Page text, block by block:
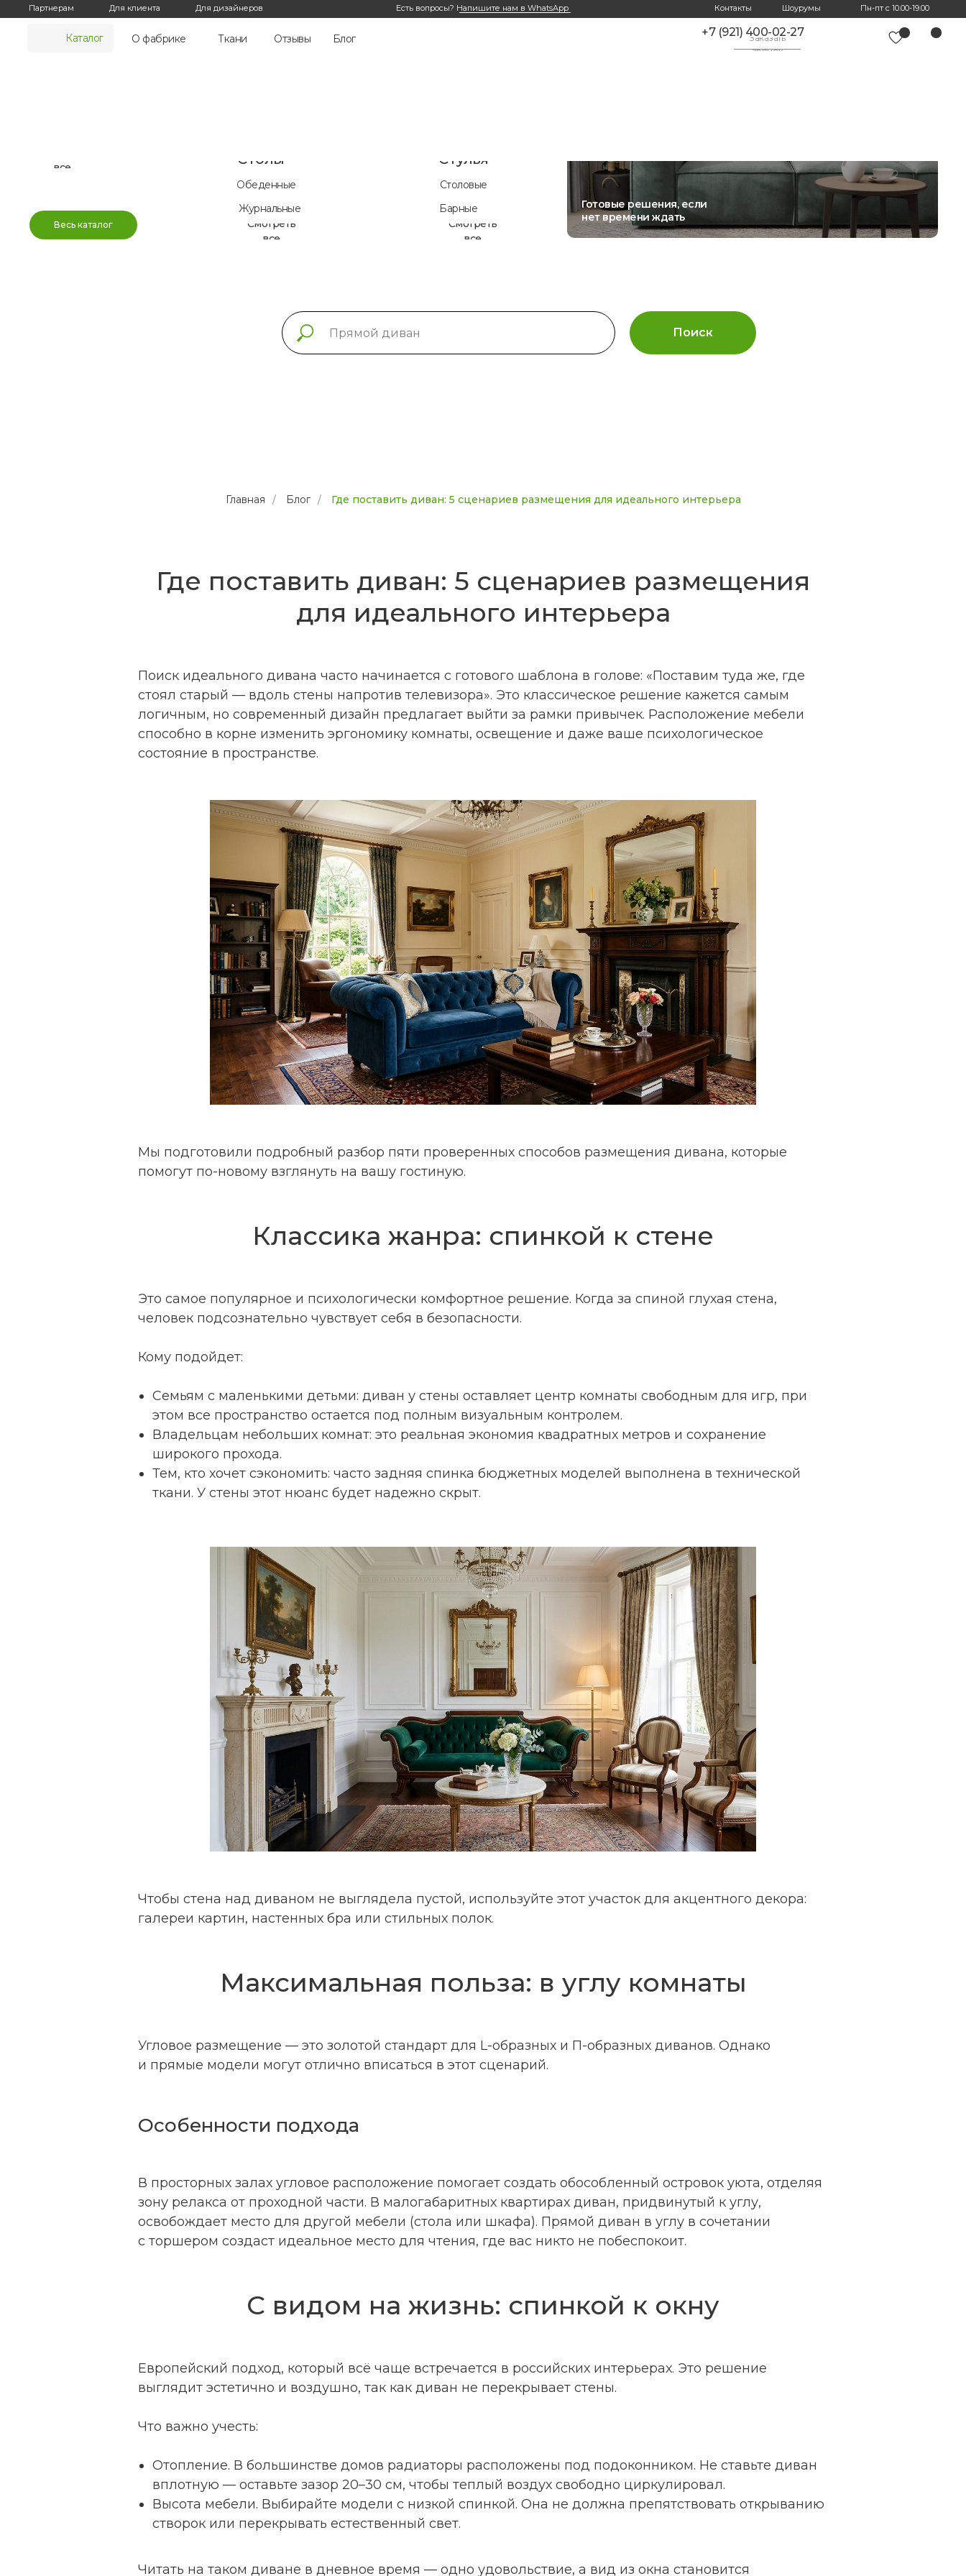
+7 (921) 400-02-27
Каталог О фабрике Ткани Отзывы Блог
Заказать
звонок
Есть вопросы? Напишите нам в WhatsApp Пн-пт с 10.00-19.00
Партнерам Для клиента Контакты Шоурумы
Для дизайнеров
Диваны Кровати
Стулья
Аксессуары
Весь каталог
Готовые решения, если
нет времени ждать
все
Столовые
Барные
Смотреть
все
Столы
Обеденные
Журнальные
Смотреть
все
Коллекция
Поиск
Главная / Блог / Где поставить диван: 5 сценариев размещения для идеального интерьера
Где поставить диван: 5 сценариев размещения
для идеального интерьера
Поиск идеального дивана часто начинается с готового шаблона в голове: «Поставим туда же, где
стоял старый — вдоль стены напротив телевизора». Это классическое решение кажется самым
логичным, но современный дизайн предлагает выйти за рамки привычек. Расположение мебели
способно в корне изменить эргономику комнаты, освещение и даже ваше психологическое
состояние в пространстве.
Мы подготовили подробный разбор пяти проверенных способов размещения дивана, которые
помогут по-новому взглянуть на вашу гостиную.
Классика жанра: спинкой к стене
Это самое популярное и психологически комфортное решение. Когда за спиной глухая стена,
человек подсознательно чувствует себя в безопасности.
Кому подойдет:
Семьям с маленькими детьми: диван у стены оставляет центр комнаты свободным для игр, при
этом все пространство остается под полным визуальным контролем.
Владельцам небольших комнат: это реальная экономия квадратных метров и сохранение
широкого прохода.
Тем, кто хочет сэкономить: часто задняя спинка бюджетных моделей выполнена в технической
ткани. У стены этот нюанс будет надежно скрыт.
Чтобы стена над диваном не выглядела пустой, используйте этот участок для акцентного декора:
галереи картин, настенных бра или стильных полок.
Максимальная польза: в углу комнаты
Угловое размещение — это золотой стандарт для L-образных и П-образных диванов. Однако
и прямые модели могут отлично вписаться в этот сценарий.
Особенности подхода
В просторных залах угловое расположение помогает создать обособленный островок уюта, отделяя
зону релакса от проходной части. В малогабаритных квартирах диван, придвинутый к углу,
освобождает место для другой мебели (стола или шкафа). Прямой диван в углу в сочетании
с торшером создаст идеальное место для чтения, где вас никто не побеспокоит.
С видом на жизнь: спинкой к окну
Европейский подход, который всё чаще встречается в российских интерьерах. Это решение
выглядит эстетично и воздушно, так как диван не перекрывает стены.
Что важно учесть:
Отопление. В большинстве домов радиаторы расположены под подоконником. Не ставьте диван
вплотную — оставьте зазор 20–30 см, чтобы теплый воздух свободно циркулировал.
Высота мебели. Выбирайте модели с низкой спинкой. Она не должна препятствовать открыванию
створок или перекрывать естественный свет.
Читать на таком диване в дневное время — одно удовольствие, а вид из окна становится